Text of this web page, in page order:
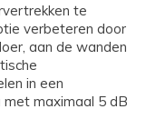
te
verbeteren door
aan de wanden
in een
maximaal 5 dB